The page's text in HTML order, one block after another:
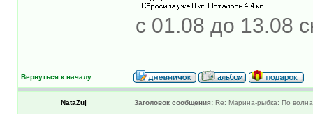
с 01.08 до 13.08
Вернуться к началу
NataZuj Заголовок сообщения: Re: Марина-рыбка: По